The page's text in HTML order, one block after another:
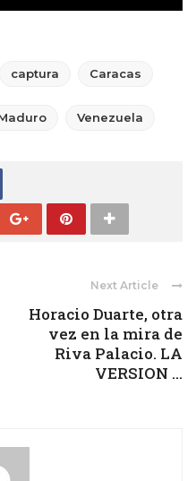
captura Caracas
Venezuela
Next Article
Horacio Duarte, otra
vez en la mira de
Riva Palacio. LA
VERSION ...